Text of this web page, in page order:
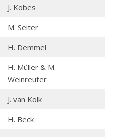
J. Kobes
M. Seiter
H. Demmel
H. Müller & M.
Weinreuter
J. van Kolk
H. Beck